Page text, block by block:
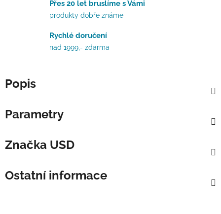
Přes 20 let bruslíme s Vámi
produkty dobře známe
Rychlé doručení
nad 1999,- zdarma
Popis
Parametry
Značka USD
Ostatní informace